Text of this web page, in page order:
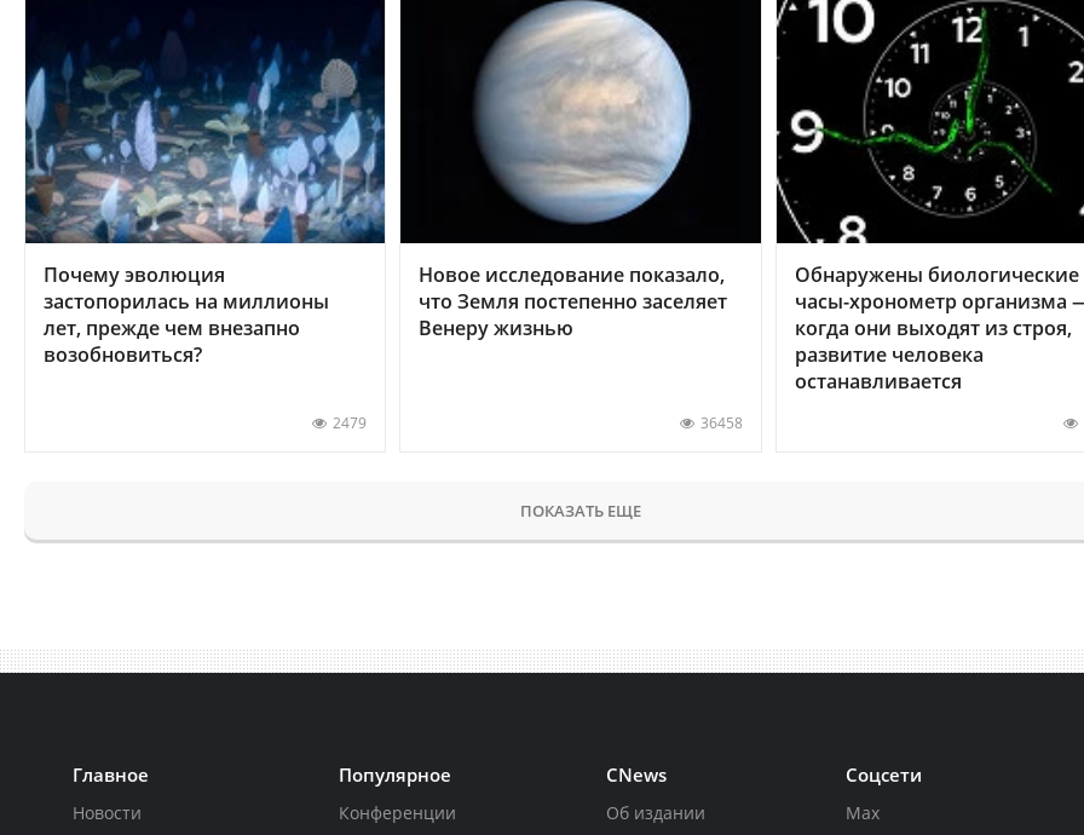
Почему эволюция
застопорилась на миллионы
лет, прежде чем внезапно
возобновиться?
2479
Новое исследование показало,
что Земля постепенно заселяет
Венеру жизнью
36458
Обнаружены биологические
часы-хронометр организма
когда они выходят из строя,
развитие человека
останавливается
ПОКАЗАТЬ ЕЩЕ
Главное
Новости
Популярное
Конференции
CNews
Об издании
Соцсети
Max